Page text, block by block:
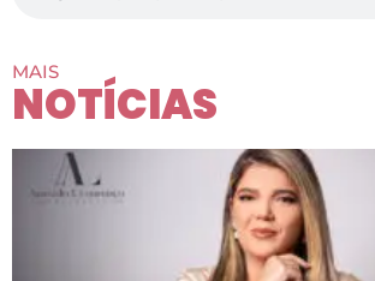
MAIS
NOTÍCIAS